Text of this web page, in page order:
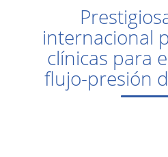
internacional
clínicas para
flujo-presión